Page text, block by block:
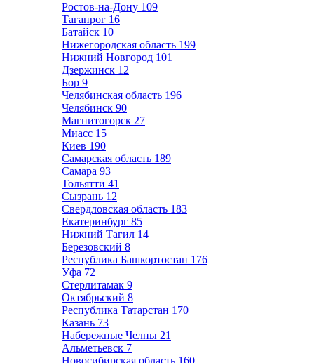
Ростов-на-Дону 109
Таганрог 16
Батайск 10
Нижегородская область 199
Нижний Новгород 101
Дзержинск 12
Бор 9
Челябинская область 196
Челябинск 90
Магнитогорск 27
Миасс 15
Киев 190
Самарская область 189
Самара 93
Тольятти 41
Сызрань 12
Свердловская область 183
Екатеринбург 85
Нижний Тагил 14
Березовский 8
Республика Башкортостан 176
Уфа 72
Стерлитамак 9
Октябрьский 8
Республика Татарстан 170
Казань 73
Набережные Челны 21
Альметьевск 7
Новосибирская область 160